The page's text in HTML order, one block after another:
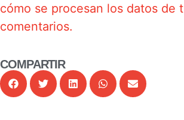
cómo se procesan los datos de
comentarios.
COMPARTIR